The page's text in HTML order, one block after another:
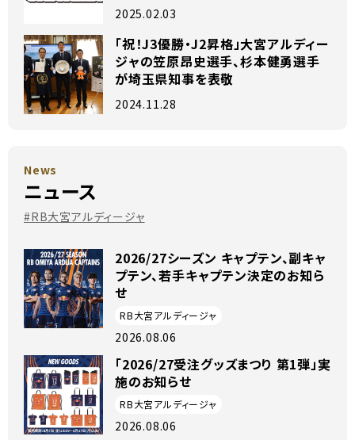
2025.02.03
「祝！J3優勝・J2昇格」大宮アルディー
ジャの笠原昂史選手、杉本健勇選手
が埼玉県知事を表敬
2024.11.28
News
ニュース
#RB大宮アルディージャ
2026/27シーズン キャプテン、副キャ
プテン、若手キャプテン決定のお知ら
せ
RB大宮アルディージャ
2026.08.06
「2026/27受注グッズまつり 第1弾」実
施のお知らせ
RB大宮アルディージャ
2026.08.06